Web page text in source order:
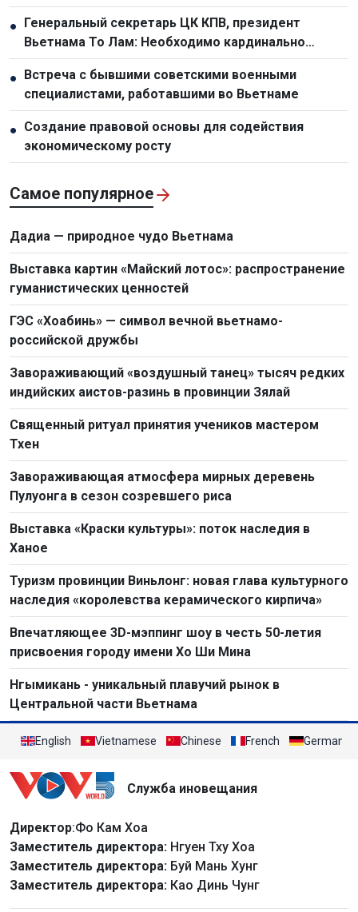
переселенческом посёлке
● Генеральный секретарь ЦК КПВ, президент
Вьетнама То Лам: Необходимо кардинально
обновить планирование и организационную работу
по развитию инфраструктуры
● Встреча с бывшими советскими военными
специалистами, работавшими во Вьетнаме
● Создание правовой основы для содействия
экономическому росту
Самое популярное
Дадиа — природное чудо Вьетнама
Выставка картин «Майский лотос»: распространение
гуманистических ценностей
ГЭС «Хоабинь» — символ вечной вьетнамо-
российской дружбы
Завораживающий «воздушный танец» тысяч редких
индийских аистов-разинь в провинции Зялай
Священный ритуал принятия учеников мастером
Тхен
Завораживающая атмосфера мирных деревень
Пулуонга в сезон созревшего риса
Выставка «Краски культуры»: поток наследия в
Ханое
Туризм провинции Виньлонг: новая глава культурного
наследия «королевства керамического кирпича»
Впечатляющее 3D-мэппинг шоу в честь 50-летия
присвоения городу имени Хо Ши Мина
Нгымикань - уникальный плавучий рынок в
Центральной части Вьетнама
English Vietnamese Chinese French German
Служба иновещания
Директор:Фо Кам Хоа
Заместитель директора: Нгуен Тху Хоа
Заместитель директора: Буй Мань Хунг
Заместитель директора: Као Динь Чунг